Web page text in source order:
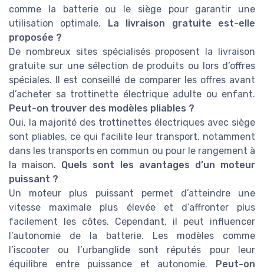
comme la batterie ou le siège pour garantir une
utilisation optimale.
La livraison gratuite est-elle
proposée ?
De nombreux sites spécialisés proposent la livraison
gratuite sur une sélection de produits ou lors d’offres
spéciales. Il est conseillé de comparer les offres avant
d’acheter sa trottinette électrique adulte ou enfant.
Peut-on trouver des modèles pliables ?
Oui, la majorité des trottinettes électriques avec siège
sont pliables, ce qui facilite leur transport, notamment
dans les transports en commun ou pour le rangement à
la maison. Quels sont les avantages d’un moteur
puissant ?
Un moteur plus puissant permet d’atteindre une
vitesse maximale plus élevée et d’affronter plus
facilement les côtes. Cependant, il peut influencer
l’autonomie de la batterie. Les modèles comme
l’iscooter ou l’urbanglide sont réputés pour leur
équilibre entre puissance et autonomie.
Peut-on